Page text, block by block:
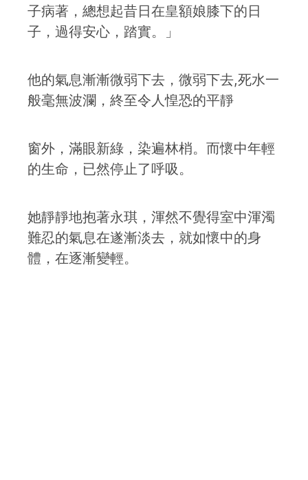
子病著，總想起昔日在皇額娘膝下的日
子，過得安心，踏實。」
他的氣息漸漸微弱下去，微弱下去,死水一
般毫無波瀾，終至令人惶恐的平靜
窗外，滿眼新綠，染遍林梢。而懷中年輕
的生命，已然停止了呼吸。
她靜靜地抱著永琪，渾然不覺得室中渾濁
難忍的氣息在遂漸淡去，就如懷中的身
體，在逐漸變輕。